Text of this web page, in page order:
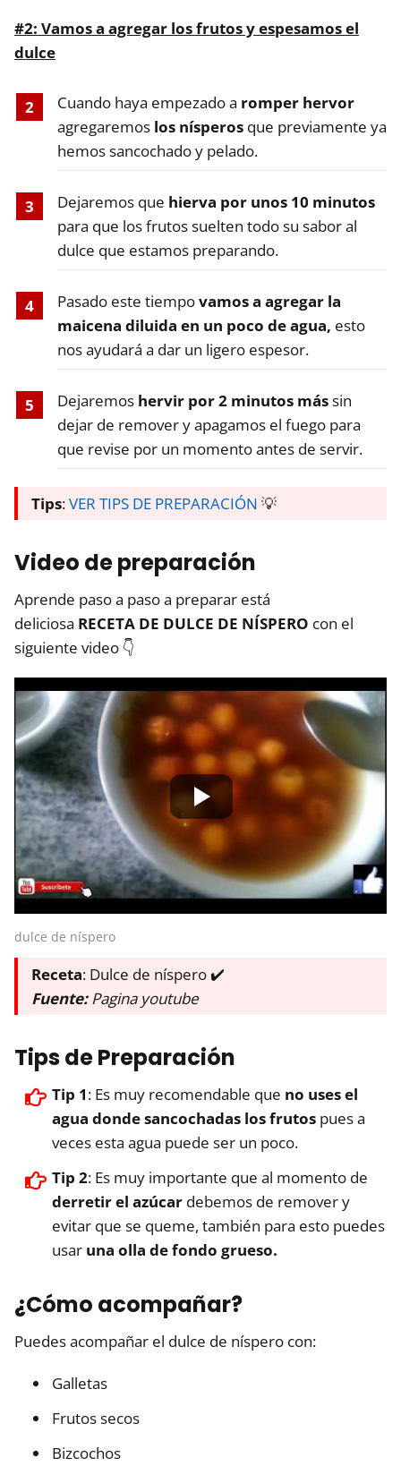
#2: Vamos a agregar los frutos y espesamos el
dulce
Cuando haya empezado a romper hervor
agregaremos los nísperos que previamente ya
hemos sancochado y pelado.
Dejaremos que hierva por unos 10 minutos
para que los frutos suelten todo su sabor al
dulce que estamos preparando.
Pasado este tiempovamos a agregar la
maicena diluida en un poco de agua, esto
nos ayudará a dar un ligero espesor.
Dejaremos hervir por 2 minutos mássin
dejar de remover y apagamos el fuego para
que revise por un momento antes de servir.
Tips:VER TIPS DE PREPARACIÓN 💡
Video de preparación
Aprende paso a paso a preparar está
deliciosa RECETA DE DULCE DE NÍSPERO con el
siguiente video 👇
dulce de níspero
Receta: Dulce de níspero ✔️
Fuente:Pagina youtube
Tips de Preparación
Tip 1: Es muy recomendable que no uses el
agua donde sancochadas los frutos pues a
veces esta agua puede ser un poco.
Tip 2: Es muy importante que al momento de
derretir el azúcar debemos de remover y
evitar que se queme, también para esto puedes
usar una olla de fondo grueso.
¿Cómo acompañar?
Puedes acompañar el dulce de níspero con:
Galletas
Frutos secos
Bizcochos